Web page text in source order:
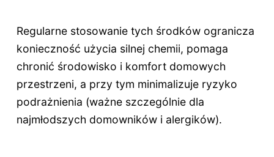
Regularne stosowanie tych środków ogranicza
konieczność użycia silnej chemii, pomaga
chronić środowisko i komfort domowych
przestrzeni, a przy tym minimalizuje ryzyko
podrażnienia (ważne szczególnie dla
najmłodszych domowników i alergików).